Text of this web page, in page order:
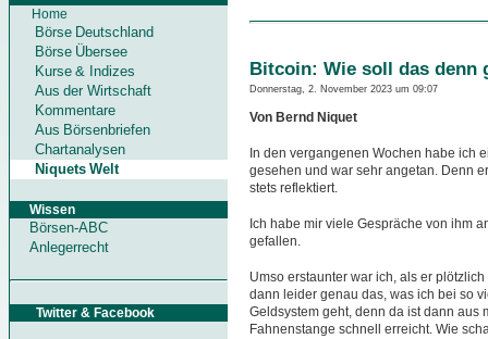
Home
Börse Deutschland
Börse Übersee
Kurse & Indizes
Aus der Wirtschaft
Kommentare
Aus Börsenbriefen
Chartanalysen
Niquets Welt
Wissen
Börsen-ABC
Anlegerrecht
Twitter & Facebook
Bitcoin: Wie soll das denn
Donnerstag, 2. November 2023 um 09:07
Von Bernd Niquet
In den vergangenen Wochen habe ich
gesehen und war sehr angetan. Denn
stets reflektiert.
Ich habe mir viele Gespräche von ihm
gefallen.
Umso erstaunter war ich, als er
dann leider genau das, was ich bei so
Geldsystem geht, denn da ist dann aus
Fahnenstange schnell erreicht. Wie